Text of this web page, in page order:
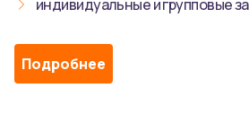
индивидуальные и групповые
Подробнее